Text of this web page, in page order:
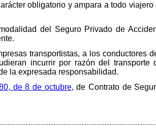
obligatorio y ampara a todo
del Seguro Privado de
transportistas, a los conductores
incurrir por razón del transporte
la expresada responsabilidad.
de 8 de octubre, de Contrato de